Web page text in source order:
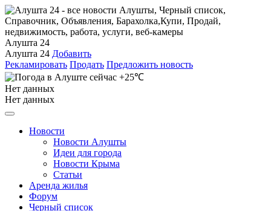
Алушта 24
Алушта 24 Добавить
Рекламировать Продать Предложить новость
+25℃
Нет данных
Нет данных
Новости
Новости Алушты
Идеи для города
Новости Крыма
Статьи
Аренда жилья
Форум
Черный список